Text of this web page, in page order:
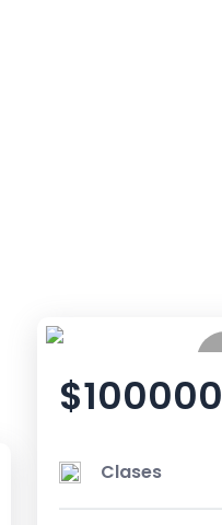
$100000
Clases